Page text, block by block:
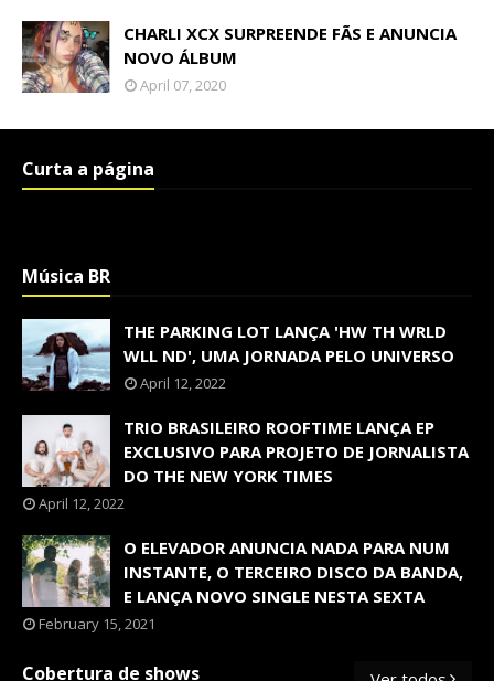
CHARLI XCX SURPREENDE FÃS E ANUNCIA
NOVO ÁLBUM
April 07, 2020
Curta a página
Música BR
THE PARKING LOT LANÇA 'HW TH WRLD
WLL ND', UMA JORNADA PELO UNIVERSO
April 12, 2022
TRIO BRASILEIRO ROOFTIME LANÇA EP
EXCLUSIVO PARA PROJETO DE JORNALISTA
DO THE NEW YORK TIMES
April 12, 2022
O ELEVADOR ANUNCIA NADA PARA NUM
INSTANTE, O TERCEIRO DISCO DA BANDA,
E LANÇA NOVO SINGLE NESTA SEXTA
February 15, 2021
Cobertura de shows